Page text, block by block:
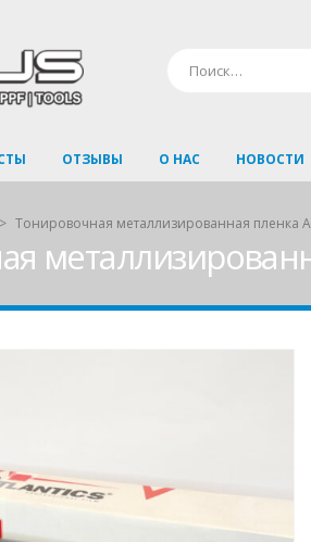
ОТЗЫВЫ О НАС НОВОСТИ
> Тонировочная металлизированная пленка